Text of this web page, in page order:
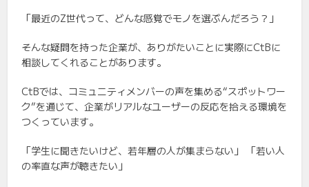
「最近のZ世代って、どんな感覚でモノを選ぶんだろう？」
そんな疑問を持った企業が、ありがたいことに実際にCtBに
相談してくれることがあります。
CtBでは、コミュニティメンバーの声を集める“スポットワー
ク”を通じて、企業がリアルなユーザーの反応を拾える環境を
つくっています。
「学生に聞きたいけど、若年層の人が集まらない」 「若い人
の率直な声が聴きたい」